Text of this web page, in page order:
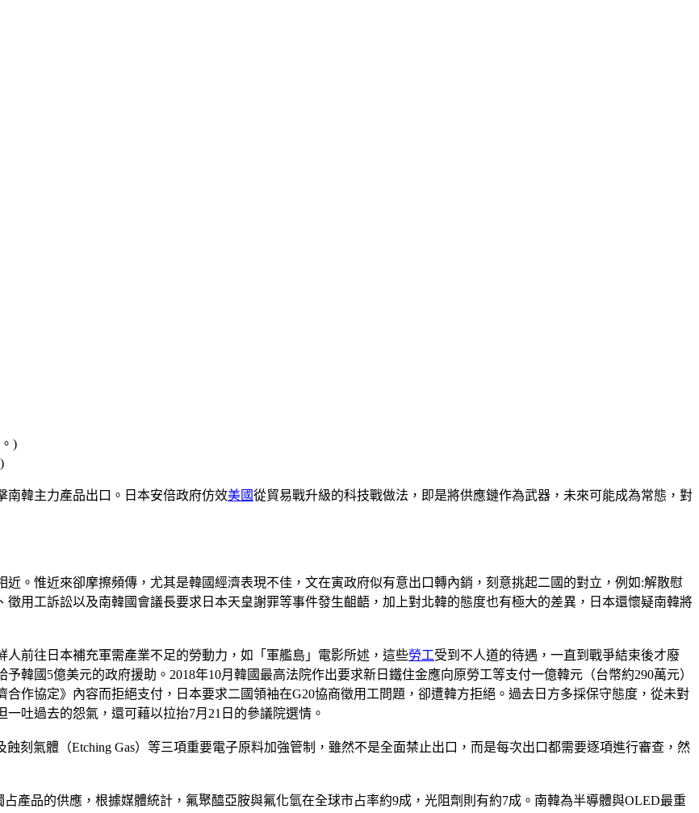
南韓主力產品出口。日本安倍政府仿效美國從貿易戰升級的科技戰做法，即是將供應鏈作為武器，未來可能成為常態，對
。惟近來卻摩擦頻傳，尤其是韓國經濟表現不佳，文在寅政府似有意出口轉內銷，刻意挑起二國的對立，例如:解散慰
用工訴訟以及南韓國會議長要求日本天皇謝罪等事件發生齟齬，加上對北韓的態度也有極大的差異，日本還懷疑南韓將
前往日本補充軍需產業不足的勞動力，如「軍艦島」電影所述，這些勞工受到不人道的待遇，一直到戰爭結束後才廢
韓國5億美元的政府援助。2018年10月韓國最高法院作出要求新日鐵住金應向原勞工等支付一億韓元（台幣約290萬元）
作協定》內容而拒絕支付，日本要求二國領袖在G20協商徵用工問題，卻遭韓方拒絕。過去日方多採保守態度，從未對
吐過去的怨氣，還可藉以拉抬7月21日的參議院選情。
蝕刻氣體（Etching Gas）等三項重要電子原料加強管制，雖然不是全面禁止出口，而是每次出口都需要逐項進行審查，然
產品的供應，根據媒體統計，氟聚醯亞胺與氟化氫在全球市占率約9成，光阻劑則有約7成。南韓為半導體與OLED最重